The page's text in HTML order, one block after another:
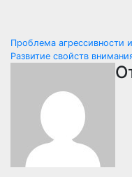
Навигация
записям
Проблема агрессивности
Развитие свойств